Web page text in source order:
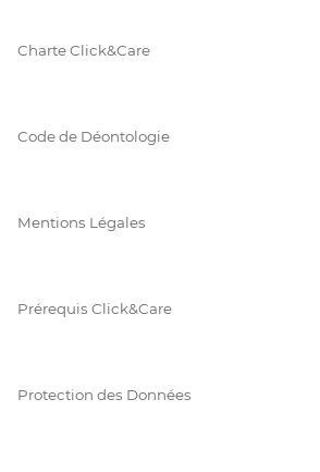
Charte Click&Care
Code de Déontologie
Mentions Légales
Prérequis Click&Care
Protection des Données